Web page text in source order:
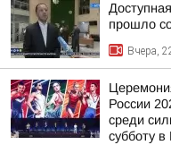
прошло
Вчера,
России
среди
субботу в